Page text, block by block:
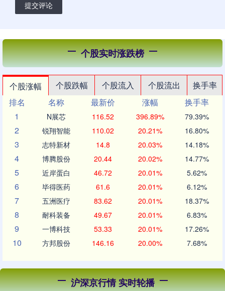
提交评论
个股实时涨跌榜
个股涨幅 个股跌幅 个股流入 个股流出
换手率
排名
名称 最新价 涨幅
换手率
1
N展芯 116.52 396.89% 79.39%
2 锐翔智能 110.02 20.21% 16.80%
3 志特新材 14.8 20.03% 14.18%
4 博腾股份 20.44 20.02% 14.77%
5 近岸蛋白 46.72 20.01% 5.62%
6 毕得医药 61.6 20.01% 6.12%
7 五洲医疗 83.62 20.01% 18.37%
8 耐科装备 49.67 20.01% 6.83%
9 一博科技 53.33 20.01% 17.26%
10 方邦股份 146.16 20.00% 7.68%
沪深京行情 实时轮播